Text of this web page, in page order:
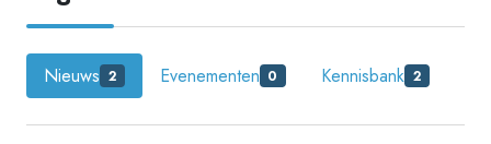
Nieuws 2 Evenementen 0 Kennisbank 2